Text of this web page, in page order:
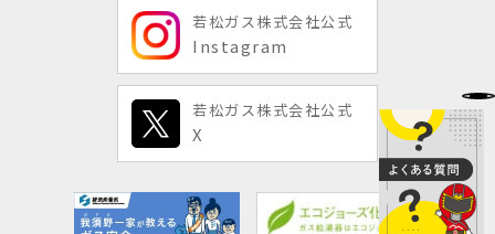
若松ガス株式会社公式
Instagram
若松ガス株式会社公式
X